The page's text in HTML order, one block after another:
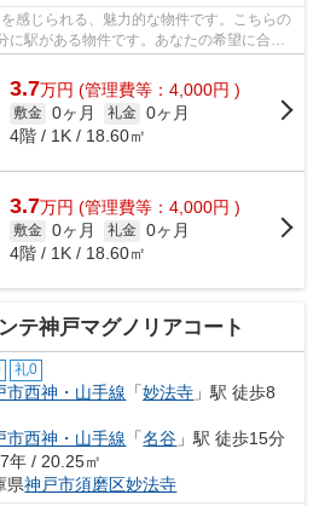
感じられる、魅力的な物件です。こちらの
駅がある物件です。あなたの希望に合う
な小総...
3.7万円 (管理費等：4,000円 )
敷金 0ヶ月 礼金 0ヶ月
4階 / 1K / 18.60㎡
3.7万円 (管理費等：4,000円 )
敷金 0ヶ月 礼金 0ヶ月
4階 / 1K / 18.60㎡
テ神戸マグノリアコート
礼0
市西神・山手線 「妙法寺 」駅 徒歩8
市西神・山手線 「名谷 」駅 徒歩15分
年 / 20.25㎡
県神戸市須磨区妙法寺